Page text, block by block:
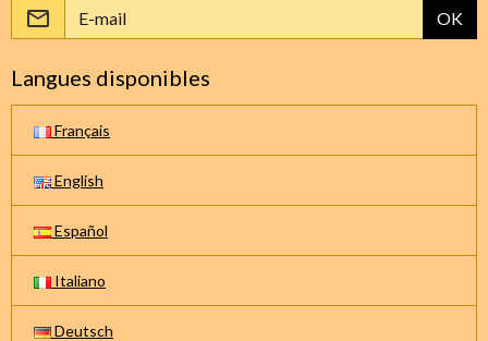
OK
Langues disponibles
Français
English
Español
Italiano
Deutsch